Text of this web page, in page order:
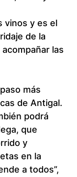
vinos y es el
de la
las
más
de Antigal.
podrá
que
y
en la
a todos”,